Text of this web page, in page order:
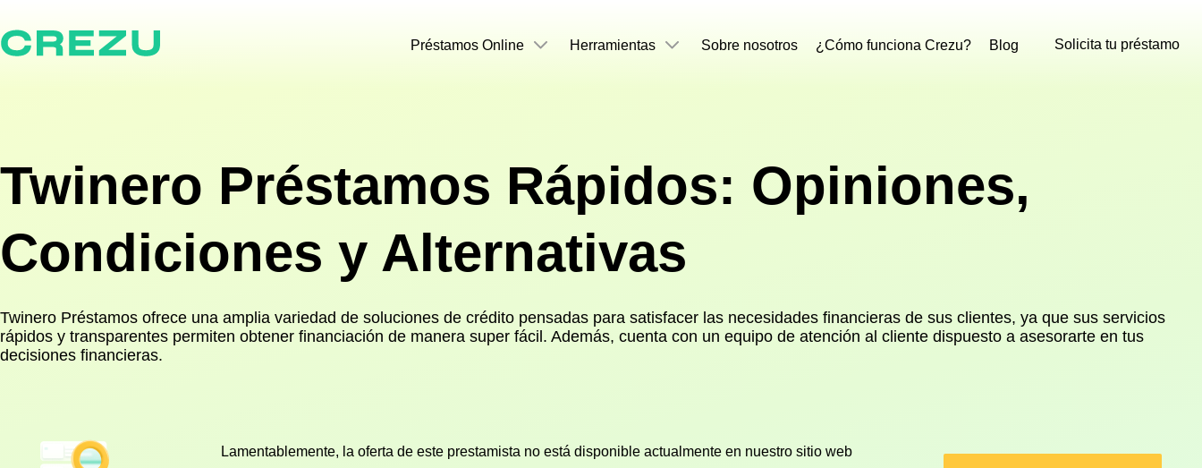
Préstamos Online Herramientas Sobre nosotros ¿Cómo funciona Crezu? Blog Solicita tu préstamo
Twinero Préstamos Rápidos: Opiniones,
Condiciones y Alternativas
Twinero Préstamos ofrece una amplia variedad de soluciones de crédito pensadas para satisfacer las necesidades financieras de sus clientes, ya que sus servicios
rápidos y transparentes permiten obtener financiación de manera super fácil. Además, cuenta con un equipo de atención al cliente dispuesto a asesorarte en tus
decisiones financieras.
Lamentablemente, la oferta de este prestamista no está disponible actualmente en nuestro sitio web